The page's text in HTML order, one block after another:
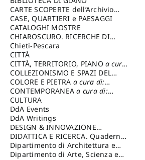
CARTE SCOPERTE dell’Archivio
Storico Capitolino
CASE, QUARTIERI e PAESAGGI
CATALOGHI MOSTRE
CHIAROSCURO. RICERCHE DI
STORIA E STORIA DELL'ARTE
cura di: Di Carpegna Falconieri
Tommaso
Chieti-Pescara
CITTÀ
CITTÀ, TERRITORIO, PIANO a cura
di: Imbesi Giuseppe
COLLEZIONISMO E SPAZI DEL
COLLEZIONISMO a cura di:
Magnani Lauro
COLORE E PIETRA a cura di:
Selvaggi Giuseppe
CONTEMPORANEAa cura di:
Gubinelli Luna
CULTURA
DdA Events
DdA Writings
DESIGN & INNOVAZIONE
TECNOLOGICAa cura di: Vallicelli
Andrea
DIDATTICA E RICERCA. Quaderni
della Scuola
Dipartimento di Architettura e
Analisi della Città Mediterranea
Dipartimento di Arte, Scienza e